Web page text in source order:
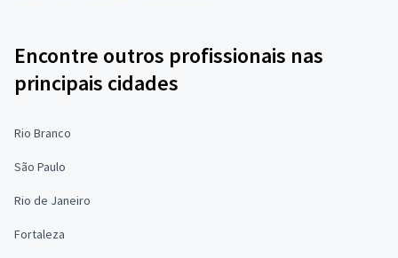
Encontre outros profissionais nas
principais cidades
Rio Branco
São Paulo
Rio de Janeiro
Fortaleza